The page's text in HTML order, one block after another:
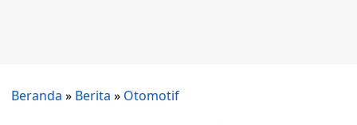
Beranda » Berita » Otomotif